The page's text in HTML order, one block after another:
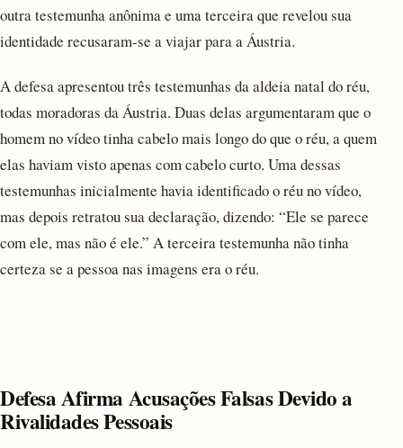
outra testemunha anônima e uma terceira que revelou sua
identidade recusaram-se a viajar para a Áustria.
A defesa apresentou três testemunhas da aldeia natal do réu,
todas moradoras da Áustria. Duas delas argumentaram que o
homem no vídeo tinha cabelo mais longo do que o réu, a quem
elas haviam visto apenas com cabelo curto. Uma dessas
testemunhas inicialmente havia identificado o réu no vídeo,
mas depois retratou sua declaração, dizendo: “Ele se parece
com ele, mas não é ele.” A terceira testemunha não tinha
certeza se a pessoa nas imagens era o réu.
Defesa Afirma Acusações Falsas Devido a
Rivalidades Pessoais